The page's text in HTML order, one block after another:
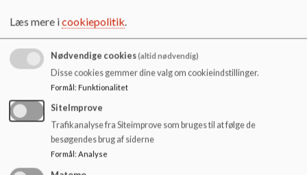
Læs mere icookiepolitik.
Nødvendige cookies(altid nødvendig)
Disse cookies gemmer dine valg om cookieindstillinger.
Formål: Funktionalitet
SiteImprove
Trafikanalyse fra Siteimprove som bruges til at følge de
besøgendes brug af siderne
Formål : Analyse